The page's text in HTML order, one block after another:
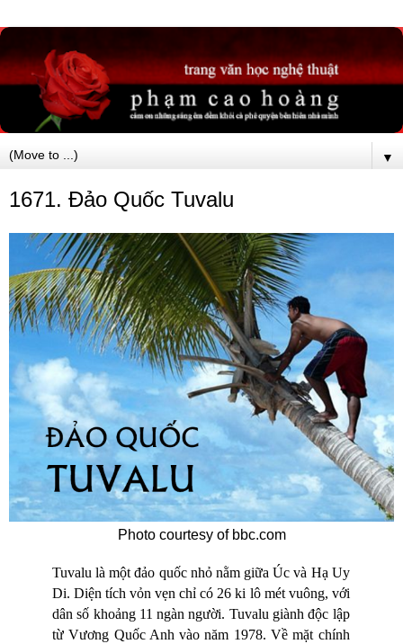
▼
1671. Đảo Quốc Tuvalu
Photo courtesy of bbc.com
Tuvalu là một đảo quốc nhỏ nằm giữa Úc và Hạ Uy
Di. Diện tích vỏn vẹn chỉ có 26 ki lô mét vuông, với
dân số khoảng 11 ngàn người. Tuvalu giành độc lập
từ Vương Quốc Anh vào năm 1978. Về mặt chính